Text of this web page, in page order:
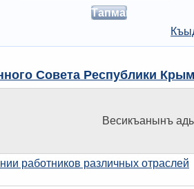
законодательного процесса в РК
Совета Республики Крым
Весикъанынъ
работников различных отраслей